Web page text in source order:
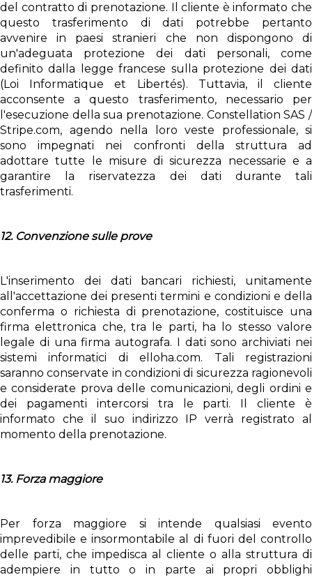
del contratto di prenotazione. Il cliente è informato che
questo trasferimento di dati potrebbe pertanto
avvenire in paesi stranieri che non dispongono di
un'adeguata protezione dei dati personali, come
definito dalla legge francese sulla protezione dei dati
(Loi Informatique et Libertés). Tuttavia, il cliente
acconsente a questo trasferimento, necessario per
l'esecuzione della sua prenotazione. Constellation SAS /
Stripe.com, agendo nella loro veste professionale, si
sono impegnati nei confronti della struttura ad
adottare tutte le misure di sicurezza necessarie e a
garantire la riservatezza dei dati durante tali
trasferimenti.
12. Convenzione sulle prove
L'inserimento dei dati bancari richiesti, unitamente
all'accettazione dei presenti termini e condizioni e della
conferma o richiesta di prenotazione, costituisce una
firma elettronica che, tra le parti, ha lo stesso valore
legale di una firma autografa. I dati sono archiviati nei
sistemi informatici di elloha.com. Tali registrazioni
saranno conservate in condizioni di sicurezza ragionevoli
e considerate prova delle comunicazioni, degli ordini e
dei pagamenti intercorsi tra le parti. Il cliente è
informato che il suo indirizzo IP verrà registrato al
momento della prenotazione.
13. Forza maggiore
Per forza maggiore si intende qualsiasi evento
imprevedibile e insormontabile al di fuori del controllo
delle parti, che impedisca al cliente o alla struttura di
adempiere in tutto o in parte ai propri obblighi